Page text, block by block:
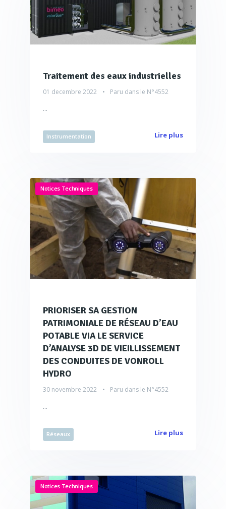
Traitement des eaux industrielles
01 decembre 2022 Paru dans le N°4552
...
Instrumentation Lire plus
Notices Techniques
PRIORISER SA GESTION
PATRIMONIALE DE RÉSEAU D’EAU
POTABLE VIA LE SERVICE
D’ANALYSE 3D DE VIEILLISSEMENT
DES CONDUITES DE VONROLL
HYDRO
30 novembre 2022 Paru dans le N°4552
...
Réseaux Lire plus
Notices Techniques